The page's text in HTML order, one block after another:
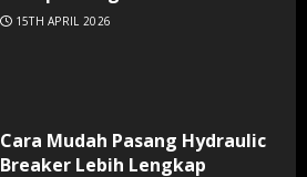
15TH APRIL 2026
Cara Mudah Pasang Hydraulic
Breaker Lebih Lengkap